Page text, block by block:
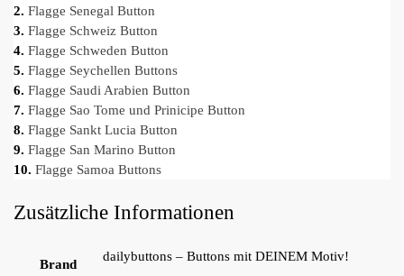
2. Flagge Senegal Button
3. Flagge Schweiz Button
4. Flagge Schweden Button
5. Flagge Seychellen Buttons
6. Flagge Saudi Arabien Button
7. Flagge Sao Tome und Prinicipe Button
8. Flagge Sankt Lucia Button
9. Flagge San Marino Button
10. Flagge Samoa Buttons
Zusätzliche Informationen
Brand
dailybuttons – Buttons mit DEINEM Motiv!